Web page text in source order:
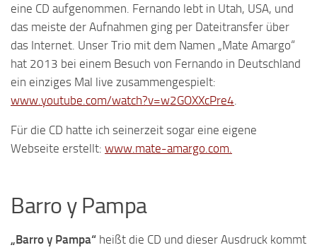
eine CD aufgenommen. Fernando lebt in Utah, USA, und
das meiste der Aufnahmen ging per Dateitransfer über
das Internet. Unser Trio mit dem Namen „Mate Amargo“
hat 2013 bei einem Besuch von Fernando in Deutschland
ein einziges Mal live zusammengespielt:
www.youtube.com/watch?v=w2GOXXcPre4
Für die CD hatte ich seinerzeit sogar eine eigene
Webseite erstellt: www.mate-amargo.com.
Barro y Pampa
„Barro y Pampa“ heißt die CD und dieser Ausdruck kommt